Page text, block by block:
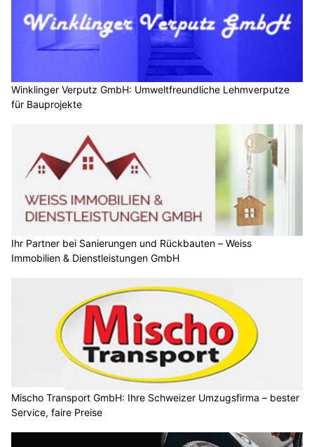
Winklinger Verputz GmbH: Umweltfreundliche Lehmverputze
für Bauprojekte
Ihr Partner bei Sanierungen und Rückbauten – Weiss
Immobilien & Dienstleistungen GmbH
Mischo Transport GmbH: Ihre Schweizer Umzugsfirma – bester
Service, faire Preise